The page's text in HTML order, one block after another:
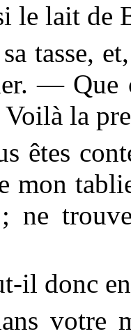
le lait de
tasse,
— Que
la
êtes
mon
ne
il donc
votre